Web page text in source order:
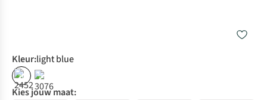
Kleur:light blue
% %
Kies jouw maat: